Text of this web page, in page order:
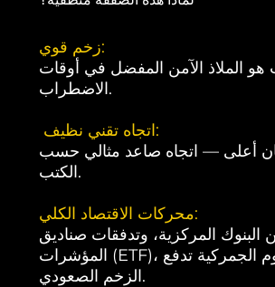
زخم قوي:
هو الملاذ الآمن المفضل في أوقات
الاضطراب.
اتجاه تقني نظيف:
أعلى — اتجاه صاعد مثالي حسب
الكتب.
محركات الاقتصاد الكلي:
المركزية، وتدفقات صناديق
المؤشرات (ETF)، ومخاطر الرسوم الجمركية تدفع
الزخم الصعودي.